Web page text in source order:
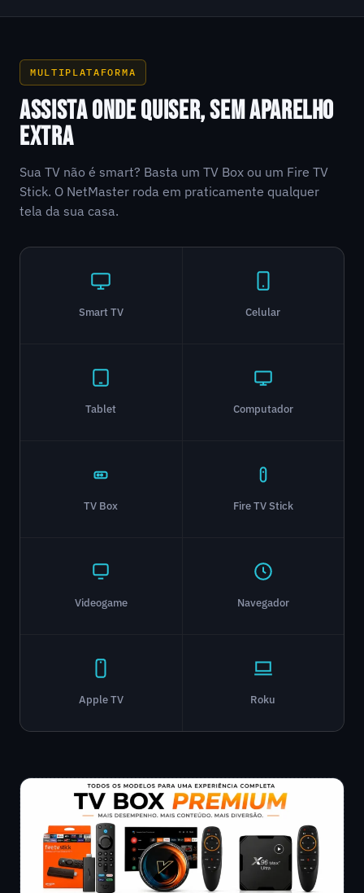
MULTIPLATAFORMA
ASSISTA ONDE QUISER, SEM APARELHO
EXTRA
Sua TV não é smart? Basta um TV Box ou um Fire TV
Stick. O NetMaster roda em praticamente qualquer
tela da sua casa.
Smart TV Celular
Tablet Computador
TV Box Fire TV Stick
Videogame Navegador
Apple TV Roku